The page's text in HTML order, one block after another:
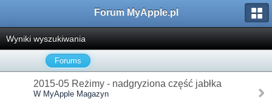
Forum MyApple.pl
Wyniki wyszukiwania
Forums
2015-05 Reżimy - nadgryziona część jabłka
W MyApple Magazyn